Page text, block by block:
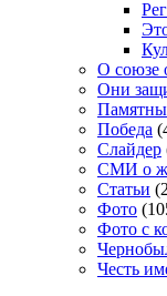
О союзе
Они
Победа
Слайдер
СМИ о
Статьи
Фото
Фото с
Честь